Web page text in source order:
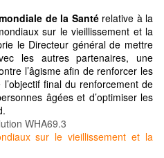
de la Santé relative à la
sur le vieillissement et la
le Directeur général de mettre
les autres partenaires, une
l’âgisme afin de renforcer les
final du renforcement de
âgées et d’optimiser les
WHA69.3
sur le vieillissement et la